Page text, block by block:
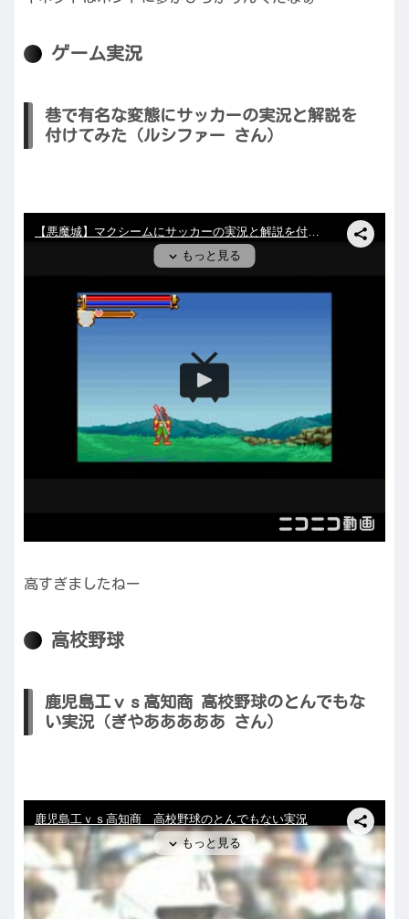
ゲーム実況
巷で有名な変態にサッカーの実況と解説を
付けてみた（ルシファー さん）
高すぎましたねー
高校野球
鹿児島工ｖｓ高知商 高校野球のとんでもな
い実況（ぎやあああああ さん）